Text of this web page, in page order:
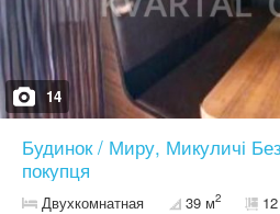
14
Будинок / Миру, Микуличі Без
покупця
Двухкомнатная 39 м2